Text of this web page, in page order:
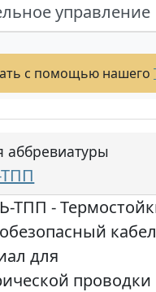
управление
с помощью нашего
аббревиатуры
ТПП -
для
проводки